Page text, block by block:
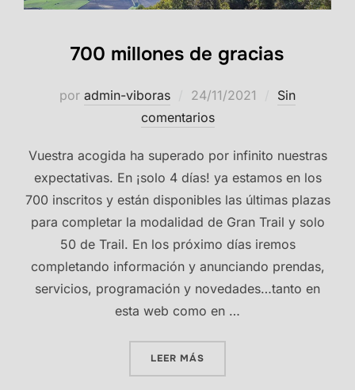
700 millones de gracias
por admin-viboras
Publicado
el
24/11/2021
Sin
comentarios
Vuestra acogida ha superado por infinito nuestras
expectativas. En ¡solo 4 días! ya estamos en los
700 inscritos y están disponibles las últimas plazas
para completar la modalidad de Gran Trail y solo
50 de Trail. En los próximo días iremos
completando información y anunciando prendas,
servicios, programación y novedades…tanto en
esta web como en …
LEER MÁS